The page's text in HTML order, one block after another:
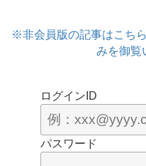
※非会員版の記事はこち
みを御覧
ログインID
パスワード